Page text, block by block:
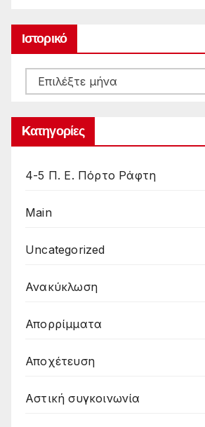
Ιστορικό
Ιστορικό
Kατηγορίες
4-5 Π. Ε. Πόρτο Ράφτη
Main
Uncategorized
Ανακύκλωση
Απορρίμματα
Αποχέτευση
Αστική συγκοινωνία